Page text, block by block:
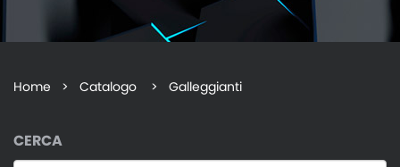
Home > Catalogo > Galleggianti
CERCA